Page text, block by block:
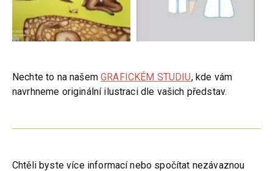
Nechte to na našemGRAFICKÉM STUDIU, kde vám
navrhneme originální ilustraci dle vašich představ.
Chtěli byste více informací nebo spočítat nezávaznou